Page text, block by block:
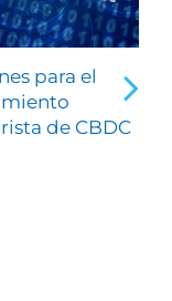
para el
de CBDC